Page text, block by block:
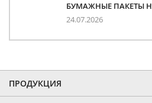
БУМАЖНЫЕ ПАКЕТЫ
24.07.2026
ПРОДУКЦИЯ